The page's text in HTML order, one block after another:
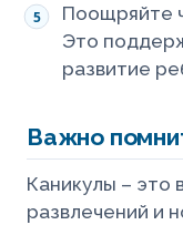
Поощряйте
Это
развитие
Важно
Каникулы – это
развлечений и